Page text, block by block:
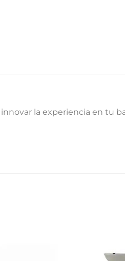
la experiencia en tu